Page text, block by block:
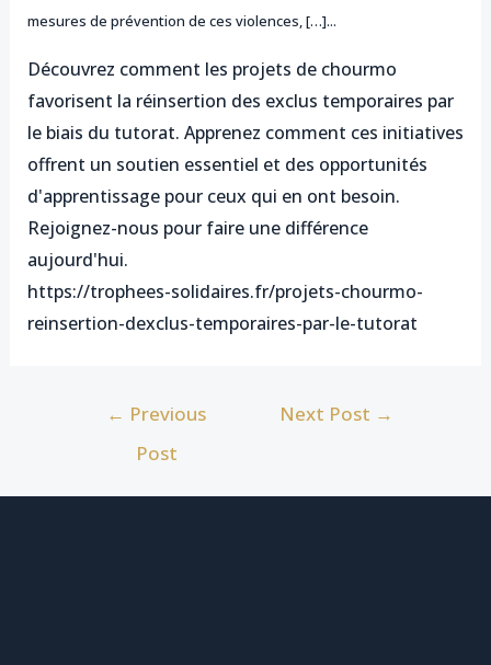
mesures de prévention de ces violences, […]...
Découvrez comment les projets de chourmo
favorisent la réinsertion des exclus temporaires par
le biais du tutorat. Apprenez comment ces initiatives
offrent un soutien essentiel et des opportunités
d'apprentissage pour ceux qui en ont besoin.
Rejoignez-nous pour faire une différence
aujourd'hui.
https://trophees-solidaires.fr/projets-chourmo-
reinsertion-dexclus-temporaires-par-le-tutorat
← Previous
Post
Next Post →